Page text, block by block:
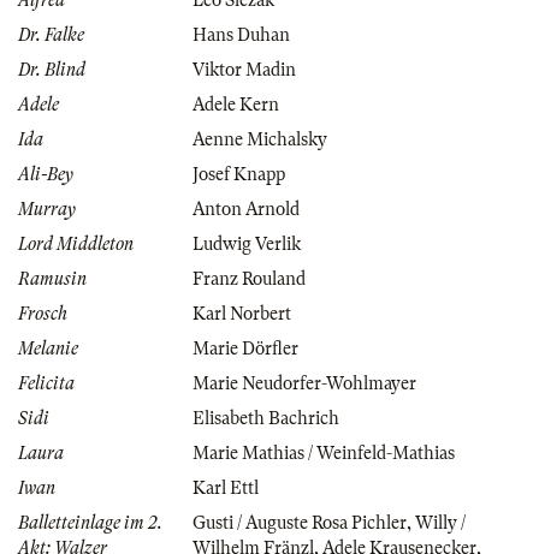
Dr. Falke
Hans Duhan
Dr. Blind
Viktor Madin
Adele
Adele Kern
Ida
Aenne Michalsky
Ali-Bey
Josef Knapp
Murray
Anton Arnold
Lord Middleton
Ludwig Verlik
Ramusin
Franz Rouland
Frosch
Karl Norbert
Melanie
Marie Dörfler
Felicita
Marie Neudorfer-Wohlmayer
Sidi
Elisabeth Bachrich
Laura
Marie Mathias / Weinfeld-Mathias
Iwan
Karl Ettl
Balletteinlage im 2.
Akt: Walzer
Gusti / Auguste Rosa Pichler,Willy /
Wilhelm Fränzl,Adele Krausenecker,